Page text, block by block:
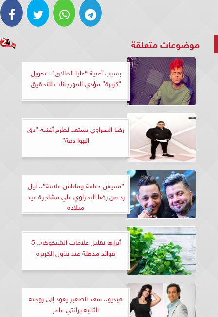
موضوعات متعلقة
بسبب أغنية “عليا الطلاق”.. تحويل
“كزبرة” مؤدي المهرجانات للتحقيق
رضا البحراوي يستعد لطرح أغنية ”دق
الهوا دقة”
”مفيش خناقة وملناش علاقة”.. أول
رد من رضا البحراوي علي مشاجرة عيد
ميلاده
أبرزها تقليل علامات الشيخوخة.. 5
فوائد مذهلة عند تناول الكزبرة
فيديو.. سعد الصغير يعود إلى زوجته
الثانية برلنتي عامر